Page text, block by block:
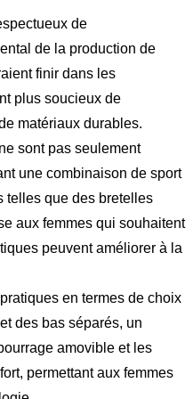
de
de la production de
finir dans les
plus soucieux de
matériaux durables.
sont pas seulement
une combinaison de sport
telles que des bretelles
aux femmes qui souhaitent
peuvent améliorer à la
en termes de choix
des bas séparés, un
amovible et les
permettant aux femmes